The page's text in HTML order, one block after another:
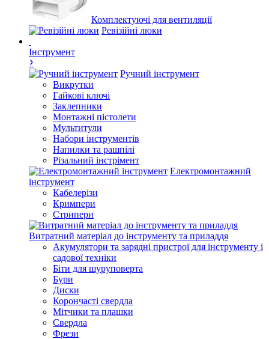
Комплектуючі для вентиляції
Ревізійні люки
Інструмент
Ручний інструмент
Викрутки
Гайкові ключі
Заклепники
Монтажні пістолети
Мультитули
Набори інструментів
Напилки та рашпілі
Різальний інстрімент
Електромонтажний
інструмент
Кабелерізи
Кримпери
Стрипери
Витратний матеріал до інструменту та приладдя
Акумулятори та зарядні пристрої для інструменту і
садової техніки
Біти для шуруповерта
Бури
Диски
Корончасті свердла
Мітчики та плашки
Свердла
Фрези